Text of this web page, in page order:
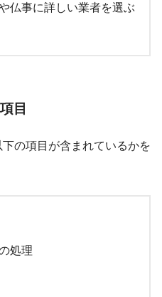
仏事に詳しい業者を選ぶ
目
の項目が含まれているかを
処理